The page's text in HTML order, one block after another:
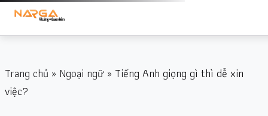
Trang chủ » Ngoại ngữ » Tiếng Anh giọng gì thì dễ xin
việc?